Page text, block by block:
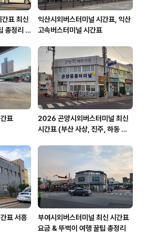
간표 최신
총정리 &
익산시외버스터미널 시간표, 익산
고속버스터미널 시간표
표
2026 곤양시외버스터미널 최신
시간표 (부산 사상, 진주, 하동 완
표 서흥
부여시외버스터미널 최신 시간표
요금 & 뚜벅이 여행 꿀팁 총정리